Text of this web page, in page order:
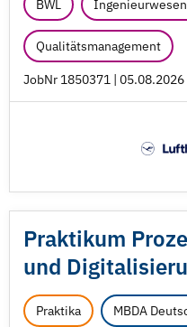
BWL
Qualitätsmanagement
JobNr 1850371 | 05.08.2026
Praktikum
und
Praktika MBDA